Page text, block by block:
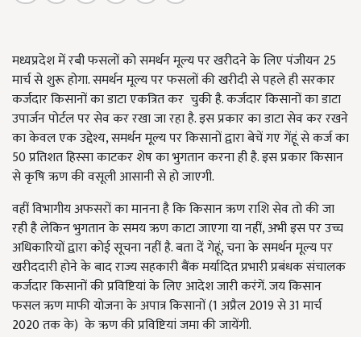
मध्यप्रदेश में रबी फसलों को समर्थन मूल्य पर खरीदने के लिए पंजीयन 25
मार्च से शुरू होगा. समर्थन मूल्य पर फसलों की खरीदी से पहले ही सरकार
कर्जदार किसानों का डाटा एकत्रित कर चुकी है. कर्जदार किसानों का डाटा
उपार्जन पोर्टल पर सेव कर रखा जा रहा है. इस प्रकार का डाटा सेव कर रखने
का केवल एक उद्देश्य, समर्थन मूल्य पर किसानों द्वारा बेचें गए गेंहूं से कर्ज का
50 प्रतिशत हिस्सा काटकर शेष का भुगतान करना ही है. इस प्रकार किसान
से कृषि ऋण की वसूली आसानी से हो जाएगी.
वहीं विभागीय अफसरों का मानना है कि किसान ऋण राशि सेव तो की जा
रही है लेकिन भुगतान के समय ऋण काटा जाएगा या नहीं, अभी इस पर उच्च
अधिकारियों द्वारा कोई सूचना नहीं है. बता दें गेहूं, चना के समर्थन मूल्य पर
खरीददारी होने के बाद राज्य सहकारी बैंक मर्यादित प्रभारी प्रबंधक संचालक
कर्जदार किसानों की प्रविष्टियां के लिए आदेश जारी करंगें. जय किसान
फसल ऋण माफी योजना के अपात्र किसानों (1 अप्रैल 2019 से 31 मार्च
2020 तक के) के ऋण की प्रविष्टियां जमा की जायेंगी.